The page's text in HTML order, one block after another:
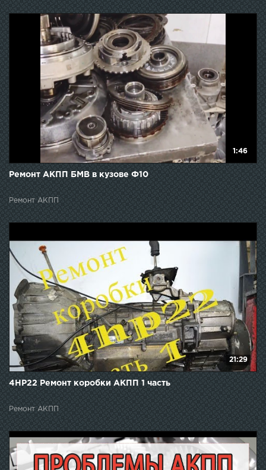
1:46
Ремонт АКПП БМВ в кузове Ф10
Ремонт АКПП
21:29
4HP22 Ремонт коробки АКПП 1 часть
Ремонт АКПП